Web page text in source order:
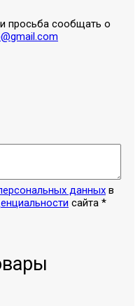
просьба сообщать о
данных в
сайта *